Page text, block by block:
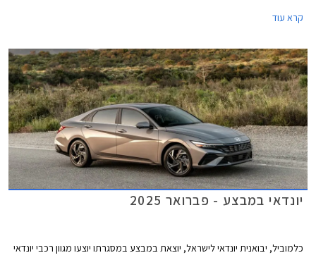
₪ ואוטומטית (רובוטית כפולת מצמדים) במחיר 234,900 ₪.
קרא עוד
יונדאי במבצע - פברואר 2025
כלמוביל, יבואנית יונדאי לישראל, יוצאת במבצע במסגרתו יוצעו מגוון רכבי יונדאי